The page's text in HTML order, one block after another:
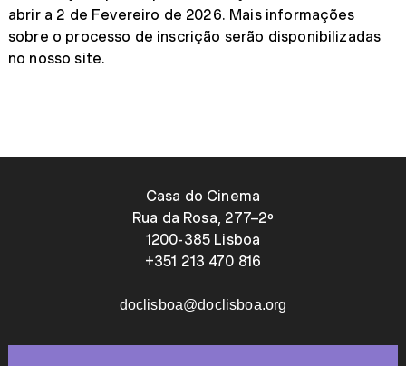
abrir a 2 de Fevereiro de 2026. Mais informações
sobre o processo de inscrição serão disponibilizadas
no nosso site.
Casa do Cinema
Rua da Rosa, 277–2º
1200-385 Lisboa
+351 213 470 816
doclisboa@doclisboa.org